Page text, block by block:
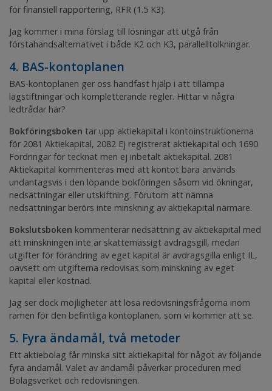
för finansiell rapportering, RFR (1.5 K3).
Jag kommer i mina förslag till lösningar att utgå från
förstahandsalternativet i både K2 och K3, parallelltolkningar.
4. BAS-kontoplanen
BAS-kontoplanen ger oss handfast hjälp i att tillämpa
lagstiftningar och kompletterande regler. Hittar vi några
ledtrådar här?
Bokföringsboken tar upp aktiekapital i kontoinstruktionerna
för 2081 Aktiekapital, 2082 Ej registrerat aktiekapital och 1690
Fordringar för tecknat men ej inbetalt aktiekapital. 2081
Aktiekapital kommenteras med att kontot bara används
undantagsvis i den löpande bokföringen såsom vid ökningar,
nedsättningar eller utskiftning. Förutom att nämna
nedsättningar berörs inte minskning av aktiekapital närmare.
Bokslutsboken kommenterar nedsättning av aktiekapital med
att minskningen inte är skattemässigt avdragsgill, medan
utgifter för förändring av eget kapital är avdragsgilla enligt IL,
oavsett om utgifterna redovisas som minskning av eget
kapital eller kostnad.
Jag ser dock möjligheter att lösa redovisningsfrågorna inom
ramen för den befintliga kontoplanen, som vi kommer att se.
5. Fyra ändamål, två metoder
Ett aktiebolag får minska sitt aktiekapital för något av följande
fyra ändamål. Valet av ändamål påverkar proceduren med
Bolagsverket och redovisningen.